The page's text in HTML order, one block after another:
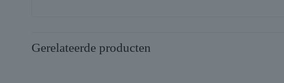
Gerelateerde producten